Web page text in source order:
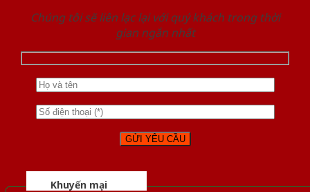
Chúng tôi sẽ liên lạc lại với quý khách trong thời
gian ngắn nhất
Khuyến mại